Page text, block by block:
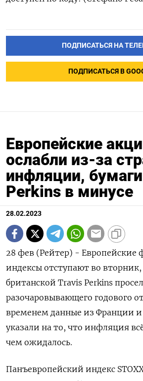
ПОДПИСАТЬСЯ НА
ПОДПИСАТЬСЯ В
Европейские
ослабли из-за
инфляции,
Perkins в минусе
28.02.2023
28 фев (Рейтер) - Европейские
индексы отступают во
британской Travis Perkins
разочаровывающего годового
временем данные из Франции
указали на то, что инфляция
чем ожидалось.
Панъевропейский индекс